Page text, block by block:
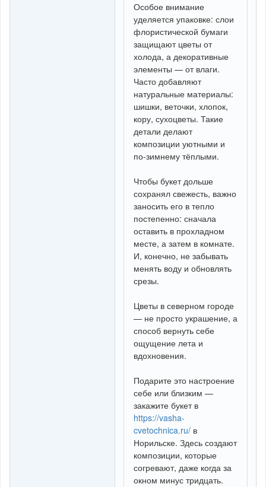
Особое внимание
уделяется упаковке: слои
флористической бумаги
защищают цветы от
холода, а декоративные
элементы — от влаги.
Часто добавляют
натуральные материалы:
шишки, веточки, хлопок,
кору, сухоцветы. Такие
детали делают
композиции уютными и
по-зимнему тёплыми.
Чтобы букет дольше
сохранял свежесть, важно
заносить его в тепло
постепенно: сначала
оставить в прохладном
месте, а затем в комнате.
И, конечно, не забывать
менять воду и обновлять
срезы.
Цветы в северном городе
— не просто украшение, а
способ вернуть себе
ощущение лета и
вдохновения.
Подарите это настроение
себе или близким —
закажите букет в
https://vasha-
cvetochnica.ru/в
Норильске. Здесь создают
композиции, которые
согревают, даже когда за
окном минус тридцать.